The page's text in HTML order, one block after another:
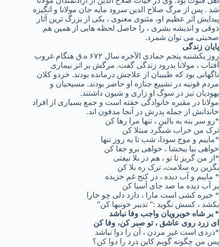
شد . پس از مرگ صلاح الدین سرود مایه جان مولانا و انگیزه
پیدایش اثر عظیم او، مثنوی معنوی ، یکی از بزرگ ترین آثار
ذوقی و اندیشه بشری ، را حاصل لحظه هایی از همین هم
صحبتی می توان شمرد.
پایان زندگی
روز یکشنبه پنجم جمادی الآخره سال ۶۷۲ ه.ق هنگام غروب
آفتاب ، مولانا بدرود زندگی گفت. مرگش بر اثر بیماری
ناگهانی بود که طبیبان از علاجش درمانده بودند. خردو کلان
مردم قونیه در تشییع جنازه او حاضر بودند. مسیحیان و
یهودیان نیز در سوگ او زاری و شیون داشتند.
مولانا در مقبره خانوادگی خفته است و جمع بسیاری از افراد
خاندانش از جمله پدرش در آنجا مدفون اند.
*رو سر بنه به بالین ، تنها مرا رها کن
ترک من خراب شبگرد مبتلا کن
*ماییم و موج سودا، شب تا به روز تنها
خواهی بیا ببخشا ، خواهی برو جفا کن
*از من گریز تا تو ، هم در بلا نیفتی
بگزین ره سلامت، ترک ره بلا کن
* ماییم و آب دیده ، در کنج غم خزیده
بر آب دیده ما صد جای آسیا کن
* خیره کشی است مارا ، دارد دلی چو خارا
بکشد ، کسش نگوید :” تدبیر خونبها کن”
* بر شاه خوبرویان واجب وفا نباشد
ای زرد روی عاشق ، تو صبر کن، وفا کن
*دردی است غیر مردن ، آن را دوا نباشد
پس من چگونه گویم کاین درد را دوا کن؟